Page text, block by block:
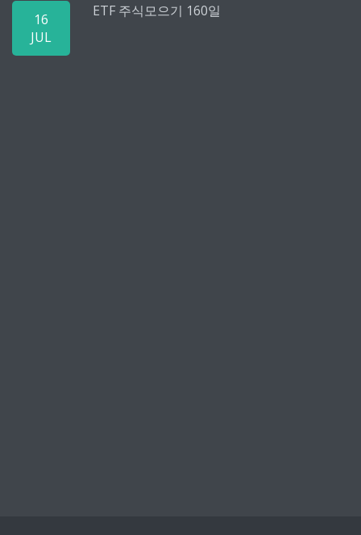
16
JUL
ETF 주식모으기 160일